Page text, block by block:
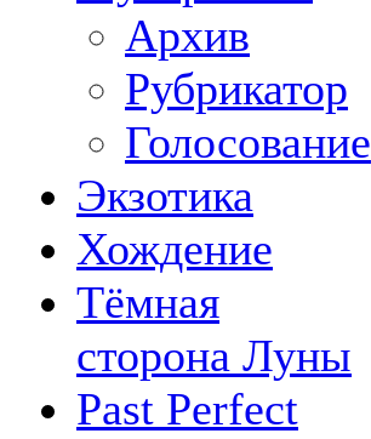
Архив
Рубрикатор
Голосование
Экзотика
Хождение
Тёмная
сторона Луны
Past Perfect